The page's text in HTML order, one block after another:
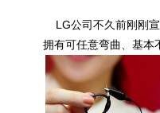
LG公司不久前刚刚
拥有可任意弯曲、基本